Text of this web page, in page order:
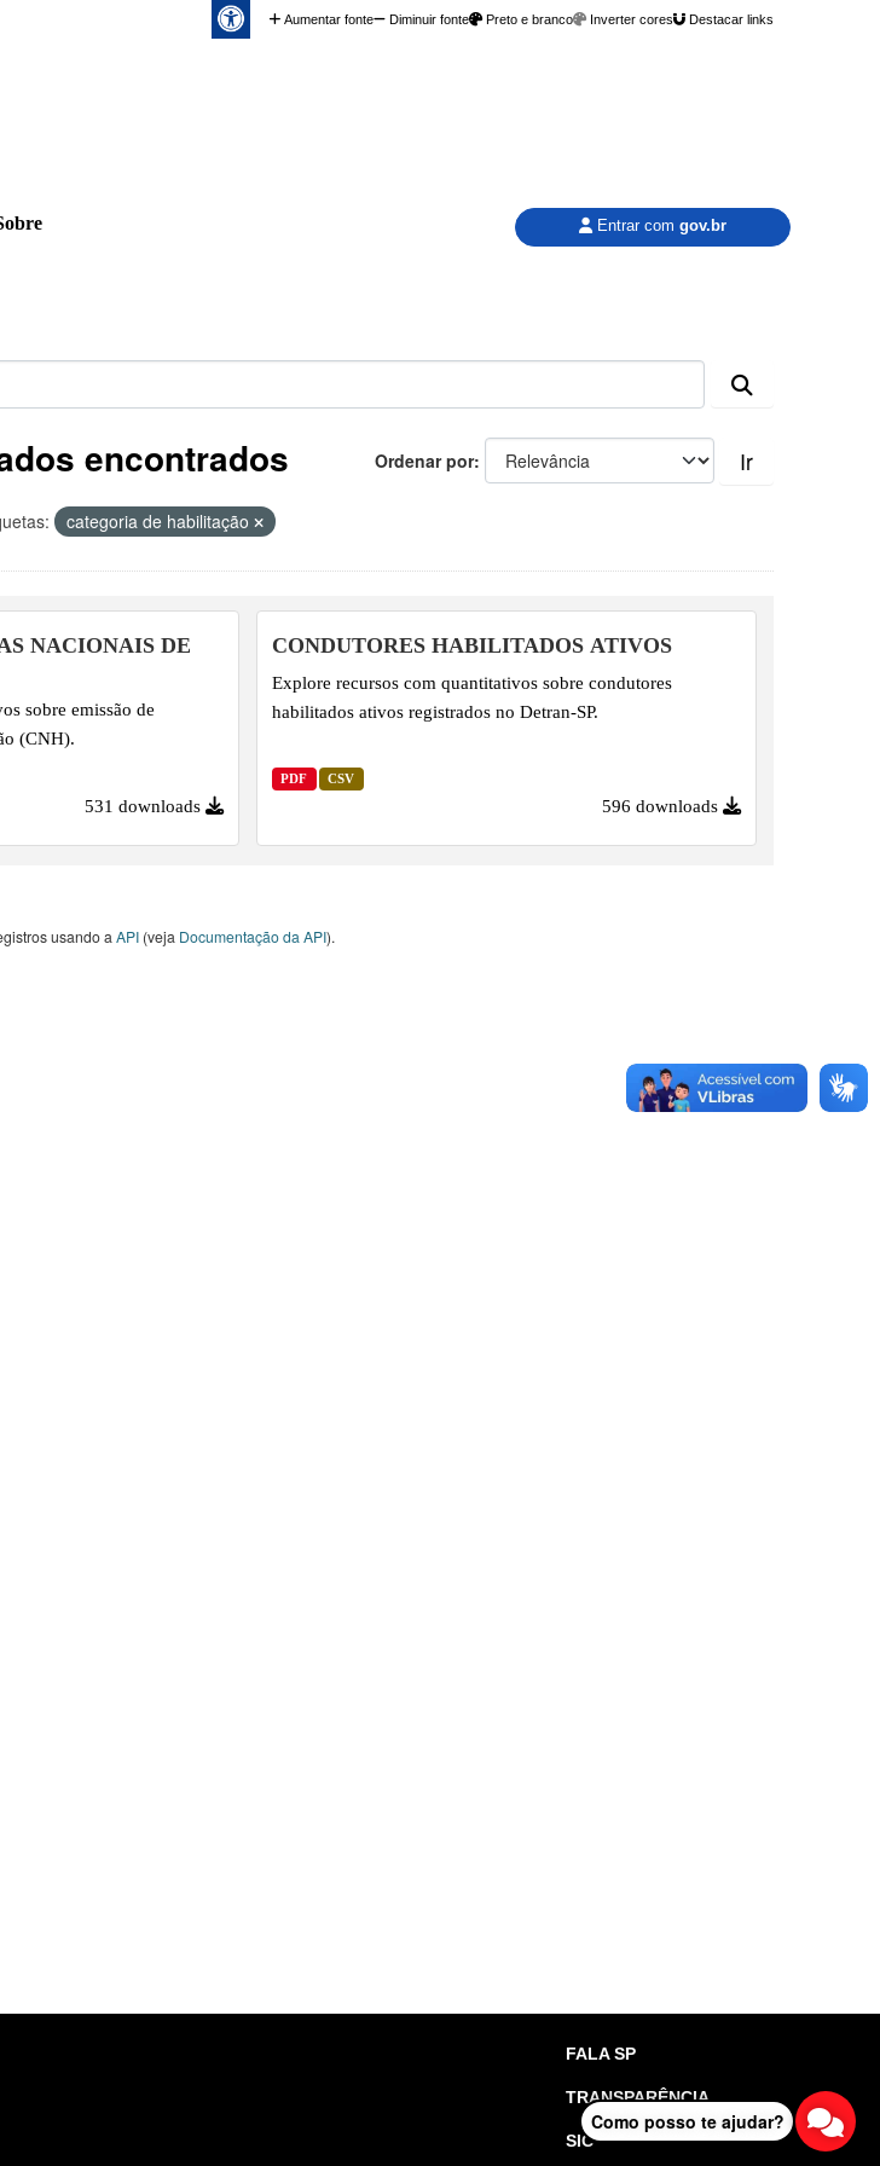
Aumentar fonte Diminuir fonte Preto e branco Inverter cores Destacar links
Entrar com gov.br
Ordenar por Ir
encontrados
categoria de habilitação
NACIONAIS DE
sobre emissão de
(CNH).
531 downloads
CONDUTORES HABILITADOS ATIVOS
Explore recursos com quantitativos sobre condutores
habilitados ativos registrados no Detran-SP.
PDF CSV
596 downloads
usando a API (veja Documentação da API).
FALA SP
TRANSPARÊNCIA
SIC
Como posso te ajudar?